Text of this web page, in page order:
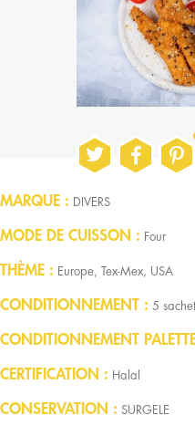
MARQUE DIVERS
MODE DE CUISSON Four
THÈME Europe, Tex-Mex, USA
CONDITIONNEMENT 5
CONDITIONNEMENT
CERTIFICATION Halal
CONSERVATION SURGELE